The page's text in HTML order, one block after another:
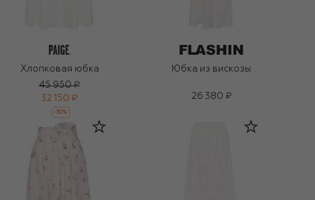
Хлопковая юбка
45 950 ₽
32 150 ₽
-30%
Юбка из вискозы
26 380 ₽